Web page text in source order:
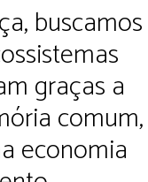
buscamos
graças a
comum,
economia